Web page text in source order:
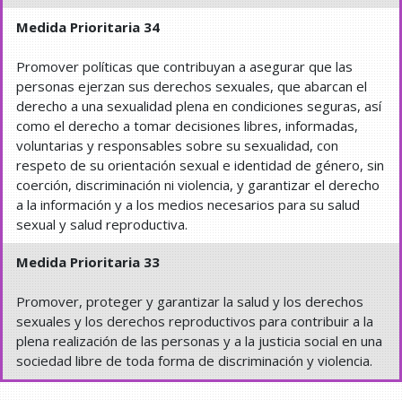
Medida Prioritaria 34
Promover políticas que contribuyan a asegurar que las
personas ejerzan sus derechos sexuales, que abarcan el
derecho a una sexualidad plena en condiciones seguras, así
como el derecho a tomar decisiones libres, informadas,
voluntarias y responsables sobre su sexualidad, con
respeto de su orientación sexual e identidad de género, sin
coerción, discriminación ni violencia, y garantizar el derecho
a la información y a los medios necesarios para su salud
sexual y salud reproductiva.
Medida Prioritaria 33
Promover, proteger y garantizar la salud y los derechos
sexuales y los derechos reproductivos para contribuir a la
plena realización de las personas y a la justicia social en una
sociedad libre de toda forma de discriminación y violencia.